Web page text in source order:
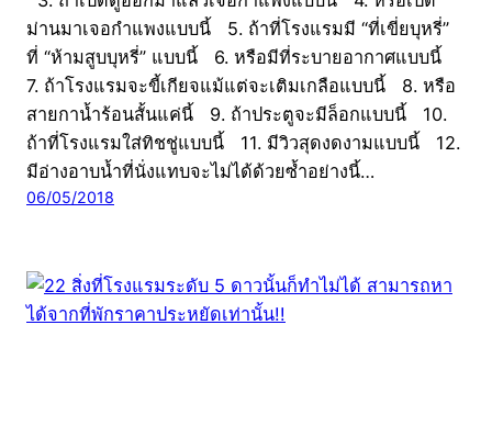
ม่านมาเจอกำแพงแบบนี้ 5. ถ้าที่โรงแรมมี “ที่เขี่ยบุหรี่”
ที่ “ห้ามสูบบุหรี่” แบบนี้ 6. หรือมีที่ระบายอากาศแบบนี้
7. ถ้าโรงแรมจะขี้เกียจแม้แต่จะเติมเกลือแบบนี้ 8. หรือ
สายกาน้ำร้อนสั้นแค่นี้ 9. ถ้าประตูจะมีล็อกแบบนี้ 10.
ถ้าที่โรงแรมใส่ทิชชู่แบบนี้ 11. มีวิวสุดงดงามแบบนี้ 12.
มีอ่างอาบน้ำที่นั่งแทบจะไม่ได้ด้วยซ้ำอย่างนี้…
06/05/2018